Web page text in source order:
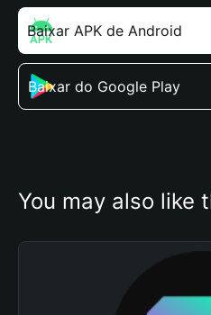
Baixar APK de Android
Baixar do Google Play
You may also like